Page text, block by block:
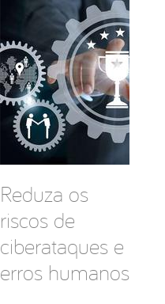
Reduza os
riscos de
ciberataques e
erros humanos